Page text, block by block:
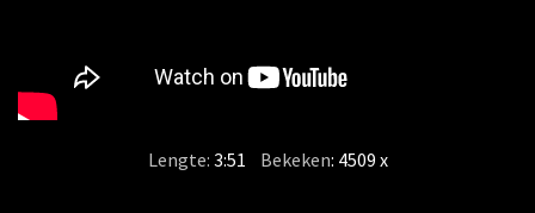
Lengte: 3:51 Bekeken: 4509 x